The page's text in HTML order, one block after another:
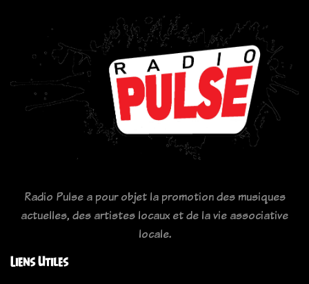
Radio Pulse a pour objet la promotion des musiques
actuelles, des artistes locaux et de la vie associative
locale.
Liens Utiles